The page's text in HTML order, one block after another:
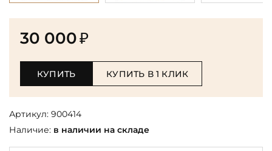
30 000₽
КУПИТЬ КУПИТЬ В 1 КЛИК
Артикул: 900414
Наличие: в наличии на складе